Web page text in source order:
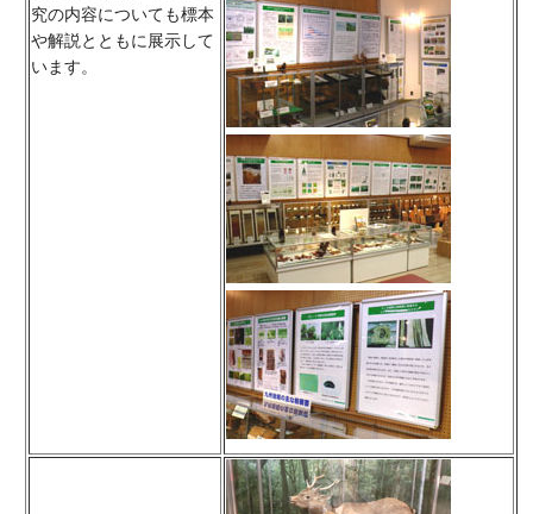
究の内容についても標本
や解説とともに展示して
います。